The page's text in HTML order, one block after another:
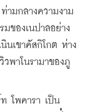
ามกลางความงาม
ของเนปาลอย่าง
นเขาคัสกิโกต ห่าง
วพาโนรามาของภู
โพคารา เป็น